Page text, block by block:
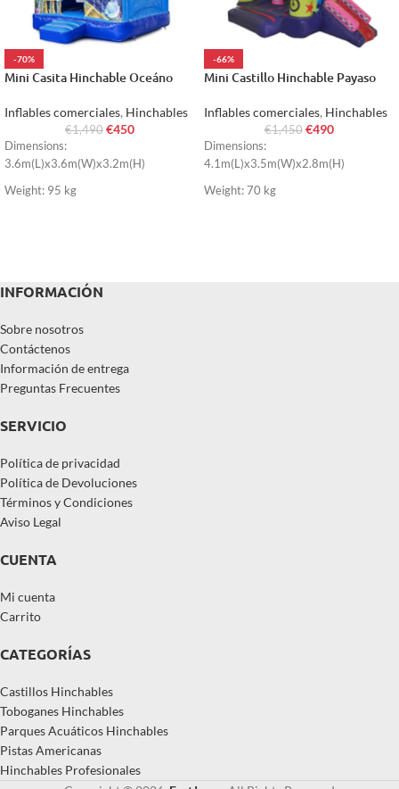
-70%
Mini Casita Hinchable Oceáno
Inflables comerciales, Hinchables
€1,490 €450
Dimensions:
3.6m(L)x3.6m(W)x3.2m(H)
Weight: 95 kg
-66%
Mini Castillo Hinchable Payaso
Inflables comerciales, Hinchables
€1,450 €490
Dimensions:
4.1m(L)x3.5m(W)x2.8m(H)
Weight: 70 kg
INFORMACIÓN
Sobre nosotros
Contáctenos
Información de entrega
Preguntas Frecuentes
SERVICIO
Política de privacidad
Política de Devoluciones
Términos y Condiciones
Aviso Legal
CUENTA
Mi cuenta
Carrito
CATEGORÍAS
Castillos Hinchables
Toboganes Hinchables
Parques Acuáticos Hinchables
Pistas Americanas
Hinchables Profesionales